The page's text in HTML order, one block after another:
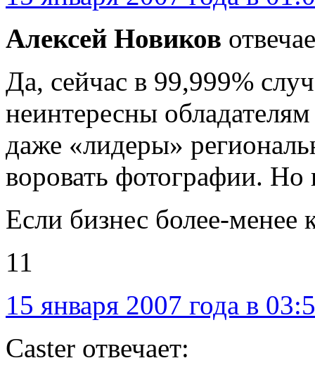
Алексей Новиков
Да, сейчас в 99,999%
неинтересны
даже «лидеры»
воровать фотографии. Но
Если бизнес более-менее
11
15 января 2007 года в
Caster отвечает: